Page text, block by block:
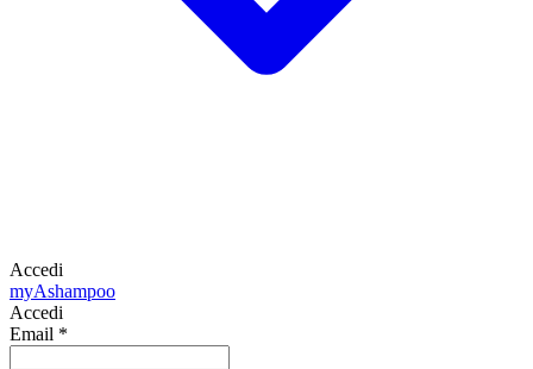
Accedi
myAshampoo
Accedi
Email *